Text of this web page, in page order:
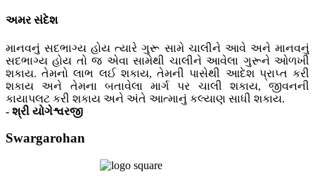
અમર સંદેશ
માનવનું સદભાગ્ય હોય ત્યારે ગુરૂ સામે ચાલીને આવે અને માનવનું
સદભાગ્ય હોય તો જ એવા સામેથી ચાલીને આવેલા ગુરૂને ઓળખી
શકાય. તેમનો લાભ લઈ શકાય, તેમની પાસેથી આદેશ પ્રાપ્ત કરી
શકાય અને તેમના બતાવેલા માર્ગ પર ચાલી શકાય, જીવનની
કાયાપલટ કરી શકાય અને અંતે આત્માનું કલ્યાણ સાધી શકાય.
- શ્રી યોગેશ્વરજી
Swargarohan